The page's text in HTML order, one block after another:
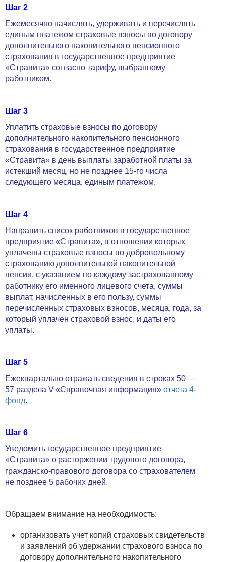
Шаг 2
Ежемесячно начислять, удерживать и перечислять
единым платежом страховые взносы по договору
дополнительного накопительного пенсионного
страхования в государственное предприятие
«Стравита» согласно тарифу, выбранному
работником.
Шаг 3
Уплатить страховые взносы по договору
дополнительного накопительного пенсионного
страхования в государственное предприятие
«Стравита» в день выплаты заработной платы за
истекший месяц, но не позднее 15-го числа
следующего месяца, единым платежом.
Шаг 4
Направить список работников в государственное
предприятие «Стравита», в отношении которых
уплачены страховые взносы по добровольному
страхованию дополнительной накопительной
пенсии, с указанием по каждому застрахованному
работнику его именного лицевого счета, суммы
выплат, начисленных в его пользу, суммы
перечисленных страховых взносов, месяца, года, за
который уплачен страховой взнос, и даты его
уплаты.
Шаг 5
Ежеквартально отражать сведения в строках 50 —
57 раздела V «Справочная информация» отчета 4-
фонд.
Шаг 6
Уведомить государственное предприятие
«Стравита» о расторжении трудового договора,
гражданско-правового договора со страхователем
не позднее 5 рабочих дней.
Обращаем внимание на необходимость:
организовать учет копий страховых свидетельств
и заявлений об удержании страхового взноса по
договору дополнительного накопительного